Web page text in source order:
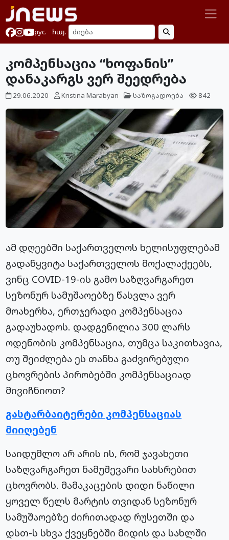
рус. հայ.
კომპენსაცია “ხოფანის”
დანაკარგს ვერ შეედრება
29.06.2020 Kristina Marabyan საზოგადოება 842
ამ დღეებში საქართველოს ხელისუფლებამ
გადაწყვიტა საქართველოს მოქალაქეებს,
ვინც COVID-19-ის გამო საზღვარგარეთ
სეზონურ სამუშაოებზე წასვლა ვერ
მოახერხა, ერთჯერადი კომპენსაცია
გადაუხადოს. დადგენილია 300 ლარს
ოდენობის კომპენსაცია, თუმცა საკითხავია,
თუ შეიძლება ეს თანხა გაძვირებული
ცხოვრების პირობებში კომპენსაციად
მივიჩნიოთ?
გასტარბაიტერები კომპენსაციას
მიიღებენ
საიდუმლო არ არის ის, რომ ჯავახეთი
საზღვარგარეთ ნამუშევარი სახსრებით
ცხოვრობს. მამაკაცების დიდი ნაწილი
ყოველ წელს მარტის თვიდან სეზონურ
სამუშაოებზე ძირითადად რუსეთში და
დსთ-ს სხვა ქვეყნებში მიდის და სახლში